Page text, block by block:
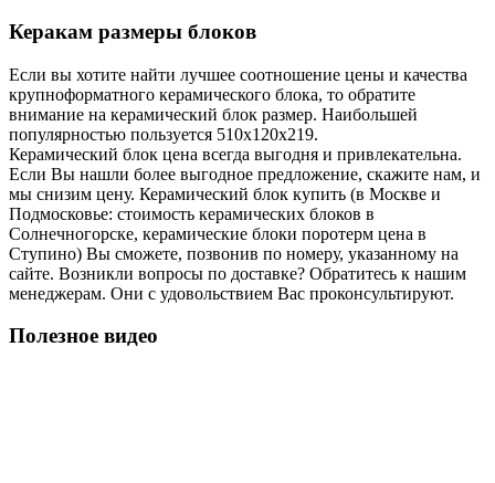
Керакам размеры блоков
Если вы хотите найти лучшее соотношение цены и качества
крупноформатного керамического блока, то обратите
внимание на керамический блок размер. Наибольшей
популярностью пользуется 510х120х219.
Керамический блок цена всегда выгодня и привлекательна.
Если Вы нашли более выгодное предложение, скажите нам, и
мы снизим цену. Керамический блок купить (в Москве и
Подмосковье: стоимость керамических блоков в
Солнечногорске, керамические блоки поротерм цена в
Ступино) Вы сможете, позвонив по номеру, указанному на
сайте. Возникли вопросы по доставке? Обратитесь к нашим
менеджерам. Они с удовольствием Вас проконсультируют.
Полезное видео